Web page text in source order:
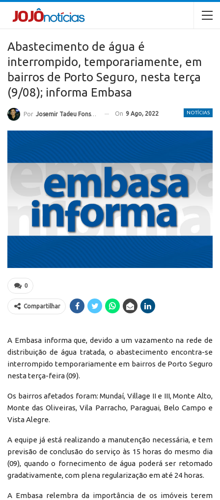
Abastecimento de água é
interrompido, temporariamente, em
bairros de Porto Seguro, nesta terça
(9/08); informa Embasa
NOTÍCIAS
Por Josemir Tadeu Fonseca On 9 Ago, 2022
0
Compartilhar
A Embasa informa que, devido a um vazamento na rede de
distribuição de água tratada, o abastecimento encontra-se
interrompido temporariamente em bairros de Porto Seguro
nesta terça-feira (09).
Os bairros afetados foram: Mundaí, Village II e III, Monte Alto,
Monte das Oliveiras, Vila Parracho, Paraguai, Belo Campo e
Vista Alegre.
A equipe já está realizando a manutenção necessária, e tem
previsão de conclusão do serviço às 15 horas do mesmo dia
(09), quando o fornecimento de água poderá ser retomado
gradativamente, com plena regularização em até 24 horas.
A Embasa relembra da importância de os imóveis terem